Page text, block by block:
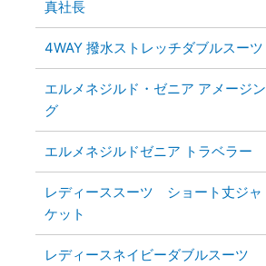
真社長
4WAY 撥水ストレッチダブルスーツ
エルメネジルド・ゼニア アメージン
グ
エルメネジルドゼニア トラベラー
レディーススーツ ショート丈ジャ
ケット
レディースネイビーダブルスーツ